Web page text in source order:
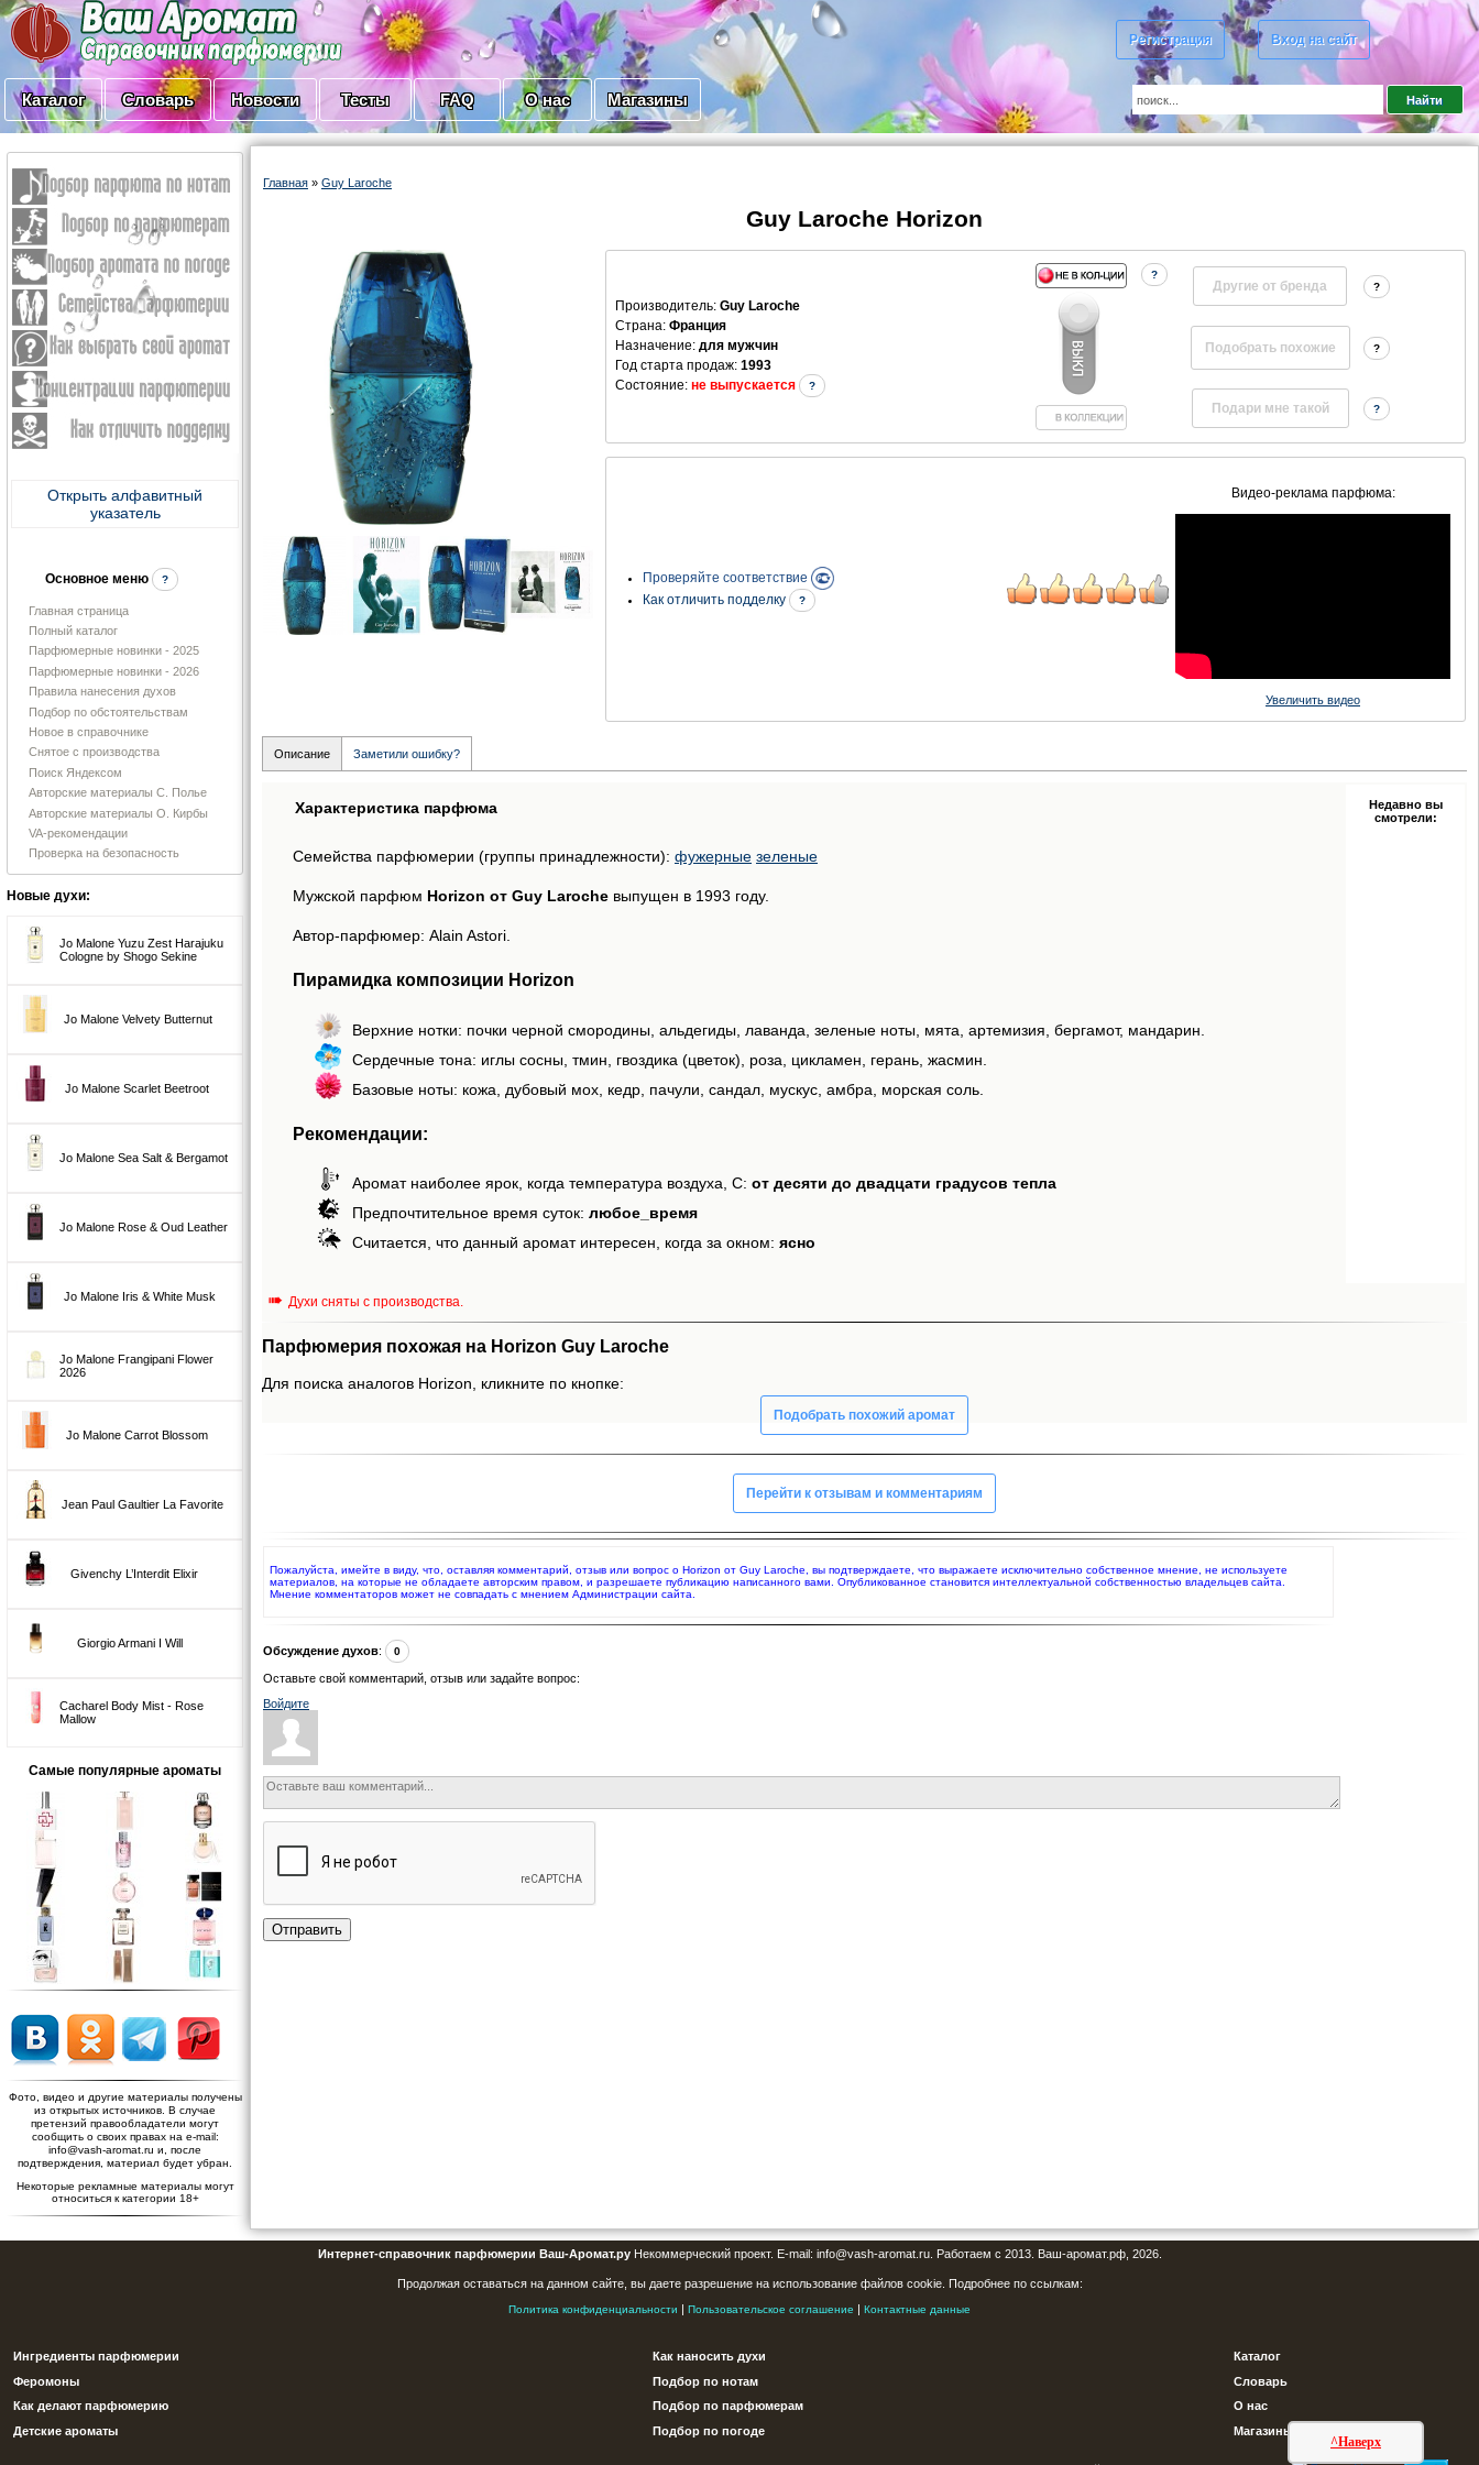
Регистрация Вход на сайт
Каталог Словарь Новости Тесты FAQ О нас Магазины
Открыть алфавитный
указатель
Основное меню ?
Главная страница
Полный каталог
Парфюмерные новинки - 2025
Парфюмерные новинки - 2026
Правила нанесения духов
Подбор по обстоятельствам
Новое в справочнике
Снятое с производства
Поиск Яндексом
Авторские материалы С. Полье
Авторские материалы О. Кирбы
VA-рекомендации
Проверка на безопасность
Новые духи:
Jo Malone Yuzu Zest Harajuku
Cologne by Shogo Sekine
Jo Malone Velvety Butternut
Jo Malone Scarlet Beetroot
Jo Malone Sea Salt & Bergamot
Jo Malone Rose & Oud Leather
Jo Malone Iris & White Musk
Jo Malone Frangipani Flower
2026
Jo Malone Carrot Blossom
Jean Paul Gaultier La Favorite
Givenchy L’Interdit Elixir
Giorgio Armani I Will
Cacharel Body Mist - Rose
Mallow
Самые популярные ароматы
Фото, видео и другие материалы получены
из открытых источников. В случае
претензий правообладатели могут
сообщить о своих правах на e-mail:
info@vash-aromat.ru и, после
подтверждения, материал будет убран.
Некоторые рекламные материалы могут
относиться к категории 18+
Главная » Guy Laroche
Guy Laroche Horizon
Производитель: Guy Laroche
Страна: Франция
Назначение: для мужчин
Год старта продаж: 1993
Состояние: не выпускается ?
?
Другие от бренда ?
?
?
Проверяйте соответствие
Как отличить подделку
?
Видео-реклама парфюма:
Увеличить видео
Описание Заметили ошибку?
Характеристика парфюма
Семейства парфюмерии (группы принадлежности): фужерные зеленые
Мужской парфюм Horizon от Guy Laroche выпущен в 1993 году.
Автор-парфюмер: Alain Astori.
Пирамидка композиции Horizon
Верхние нотки: почки черной смородины, альдегиды, лаванда, зеленые ноты, мята, артемизия, бергамот, мандарин.
Сердечные тона: иглы сосны, тмин, гвоздика (цветок), роза, цикламен, герань, жасмин.
Базовые ноты: кожа, дубовый мох, кедр, пачули, сандал, мускус, амбра, морская соль.
Рекомендации:
Аромат наиболее ярок, когда температура воздуха, С: от десяти до двадцати градусов тепла
Предпочтительное время суток: любое_время
Считается, что данный аромат интересен, когда за окном: ясно
Недавно вы
смотрели:
➠ Духи сняты с производства.
Парфюмерия похожая на Horizon Guy Laroche
Для поиска аналогов Horizon, кликните по кнопке:
Подобрать похожий аромат
Перейти к отзывам и комментариям
Пожалуйста, имейте в виду, что, оставляя комментарий, отзыв или вопрос о Horizon от Guy Laroche, вы подтверждаете, что выражаете исключительно собственное мнение, не используете
материалов, на которые не обладаете авторским правом, и разрешаете публикацию написанного вами. Опубликованное становится интеллектуальной собственностью владельцев сайта.
Мнение комментаторов может не совпадать с мнением Администрации сайта.
Обсуждение духов: 0
Оставьте свой комментарий, отзыв или задайте вопрос:
Войдите
Отправить
^Наверх
Интернет-справочник парфюмерии Ваш-Аромат.руНекоммерческий проект. E-mail: info@vash-aromat.ru. Работаем с 2013. Ваш-аромат.рф, 2026.
Продолжая оставаться на данном сайте, вы даете разрешение на использование файлов cookie. Подробнее по ссылкам:
Политика конфиденциальности | Пользовательское соглашение | Контактные данные
Ингредиенты парфюмерии
Феромоны
Как делают парфюмерию
Детские ароматы
Как наносить духи
Подбор по нотам
Подбор по парфюмерам
Подбор по погоде
Каталог
Словарь
О нас
Магазины